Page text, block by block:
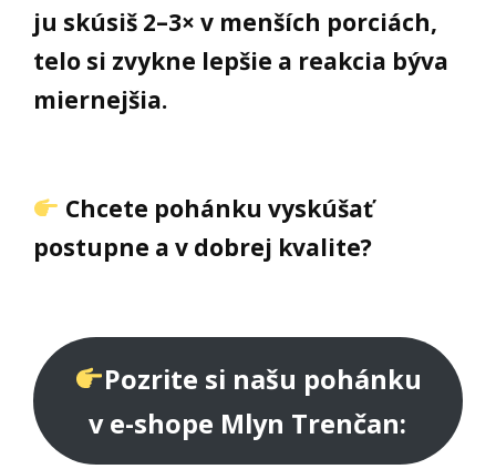
ju skúsiš 2–3× v menších porciách,
telo si zvykne lepšie a reakcia býva
miernejšia.
Chcete pohánku vyskúšať
postupne a v dobrej kvalite?
Pozrite si našu pohánku
v e-shope Mlyn Trenčan: